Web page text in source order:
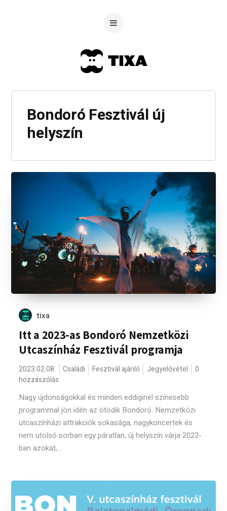
Bondoró Fesztivál új
helyszín
tixa
Itt a 2023-as Bondoró Nemzetközi
Utcaszínház Fesztivál programja
2023.02.08. Családi Fesztivál ajánló Jegyelővétel
0
hozzászólás
Nagy újdonságokkal és minden eddiginél színesebb
programmal jön idén az ötödik Bondoró. Nemzetközi
utcaszínházi attrakciók sokasága, nagykoncertek és
nem utolsó sorban egy páratlan, új helyszín várja 2023-
ban azokat,...